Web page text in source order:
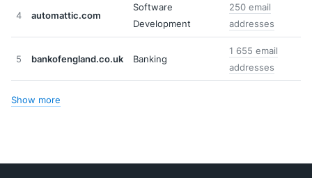
4 automattic.com
Software
Development
250 email
addresses
5 bankofengland.co.uk Banking
1 655 email
addresses
Show more